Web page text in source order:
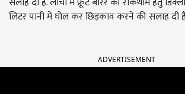
लिटर पानी में घोल कर छिड़काव करने की सलाह दी
ADVERTISEMENT